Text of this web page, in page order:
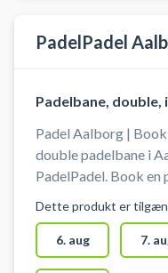
PadelPadel
Padelbane, double,
Padel Aalborg |
double padelbane i
PadelPadel. Book en
padelbanerne hos
PadelPadel Aalborg
padelbaner
Dette produkt er
6. aug 7.